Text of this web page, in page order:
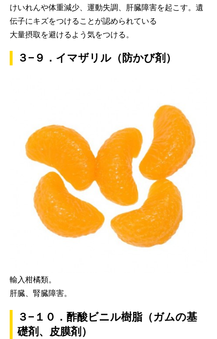
けいれんや体重減少、運動失調、肝臓障害を起こす。遺
伝子にキズをつけることが認められている
大量摂取を避けるよう気をつける。
３−９．イマザリル（防かび剤）
輸入柑橘類。
肝臓、腎臓障害。
３−１０．酢酸ビニル樹脂（ガムの基
礎剤、皮膜剤）